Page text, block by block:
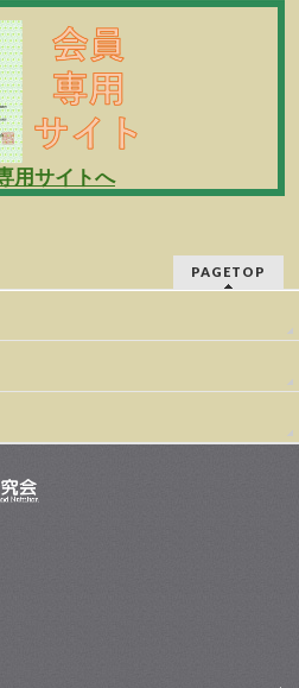
用サイトへ
PAGETOP